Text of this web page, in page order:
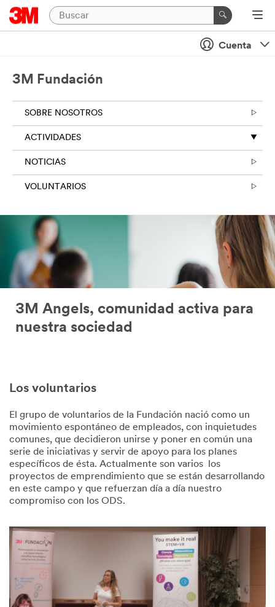
Cuenta
3M Fundación
SOBRE NOSOTROS
ACTIVIDADES
NOTICIAS
VOLUNTARIOS
3M Angels, comunidad activa para
nuestra sociedad
Los voluntarios
El grupo de voluntarios de la Fundación nació como un
movimiento espontáneo de empleados, con inquietudes
comunes, que decidieron unirse y poner en común una
serie de iniciativas y servir de apoyo para los planes
específicos de ésta. Actualmente son varios los
proyectos de emprendimiento que se están desarrollando
en este campo y que refuerzan día a día nuestro
compromiso con los ODS.